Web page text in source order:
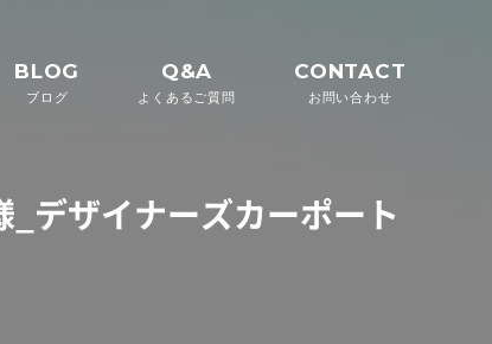
BLOG
ブログ
Q&A
よくあるご質問
CONTACT
お問い合わせ
_デザイナーズカーポート